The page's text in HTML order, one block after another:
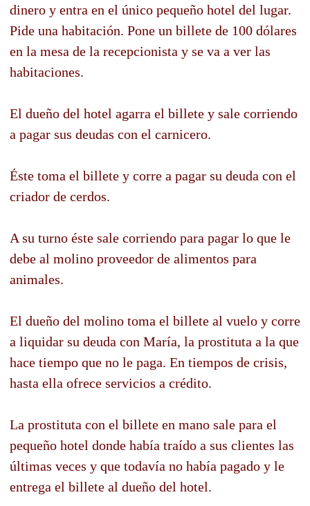
dinero y entra en el único pequeño hotel del lugar.
Pide una habitación. Pone un billete de 100 dólares
en la mesa de la recepcionista y se va a ver las
habitaciones.
El dueño del hotel agarra el billete y sale corriendo
a pagar sus deudas con el carnicero.
Éste toma el billete y corre a pagar su deuda con el
criador de cerdos.
A su turno éste sale corriendo para pagar lo que le
debe al molino proveedor de alimentos para
animales.
El dueño del molino toma el billete al vuelo y corre
a liquidar su deuda con María, la prostituta a la que
hace tiempo que no le paga. En tiempos de crisis,
hasta ella ofrece servicios a crédito.
La prostituta con el billete en mano sale para el
pequeño hotel donde había traído a sus clientes las
últimas veces y que todavía no había pagado y le
entrega el billete al dueño del hotel.